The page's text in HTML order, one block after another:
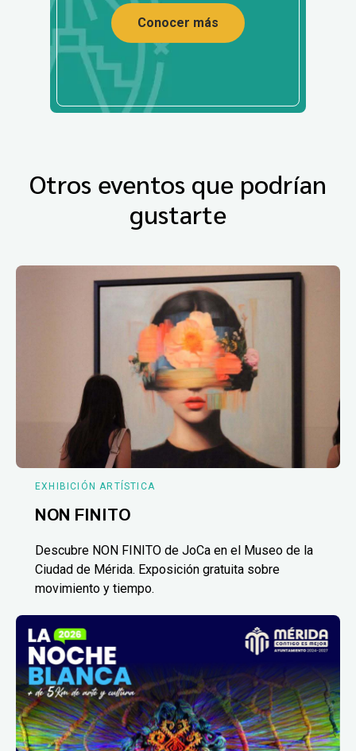
Conocer más
Otros eventos que podrían
gustarte
EXHIBICIÓN ARTÍSTICA
NON FINITO
Descubre NON FINITO de JoCa en el Museo de la
Ciudad de Mérida. Exposición gratuita sobre
movimiento y tiempo.